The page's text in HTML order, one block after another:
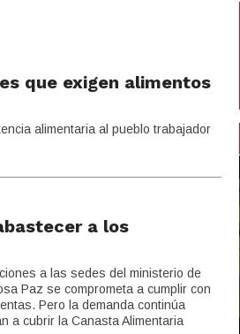
que exigen alimentos
alimentaria al pueblo trabajador
a los
a las sedes del ministerio de
Paz se comprometa a cumplir con
Pero la demanda continúa
a cubrir la Canasta Alimentaria